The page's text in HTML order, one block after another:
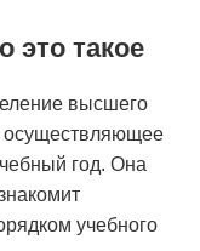
это такое
высшего
осуществляющее
год. Она
учебного